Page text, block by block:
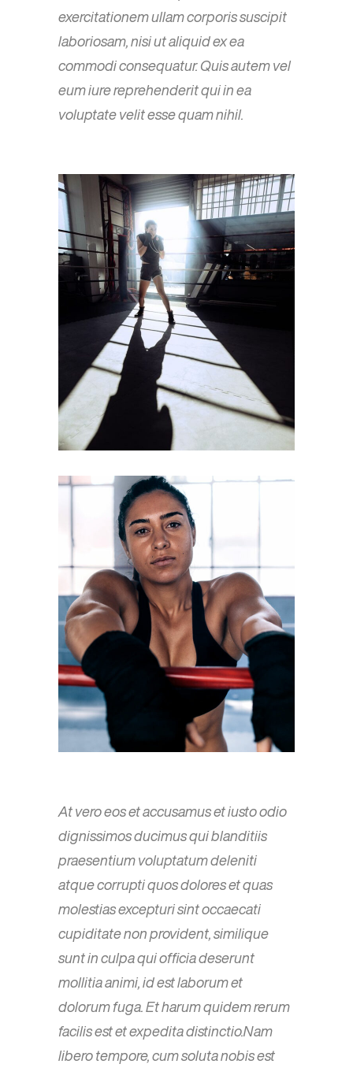
exercitationem ullam corporis suscipit
laboriosam, nisi ut aliquid ex ea
commodi consequatur. Quis autem vel
eum iure reprehenderit qui in ea
voluptate velit esse quam nihil.
At vero eos et accusamus et iusto odio
dignissimos ducimus qui blanditiis
praesentium voluptatum deleniti
atque corrupti quos dolores et quas
molestias excepturi sint occaecati
cupiditate non provident, similique
sunt in culpa qui officia deserunt
mollitia animi, id est laborum et
dolorum fuga. Et harum quidem rerum
facilis est et expedita distinctio.Nam
libero tempore, cum soluta nobis est